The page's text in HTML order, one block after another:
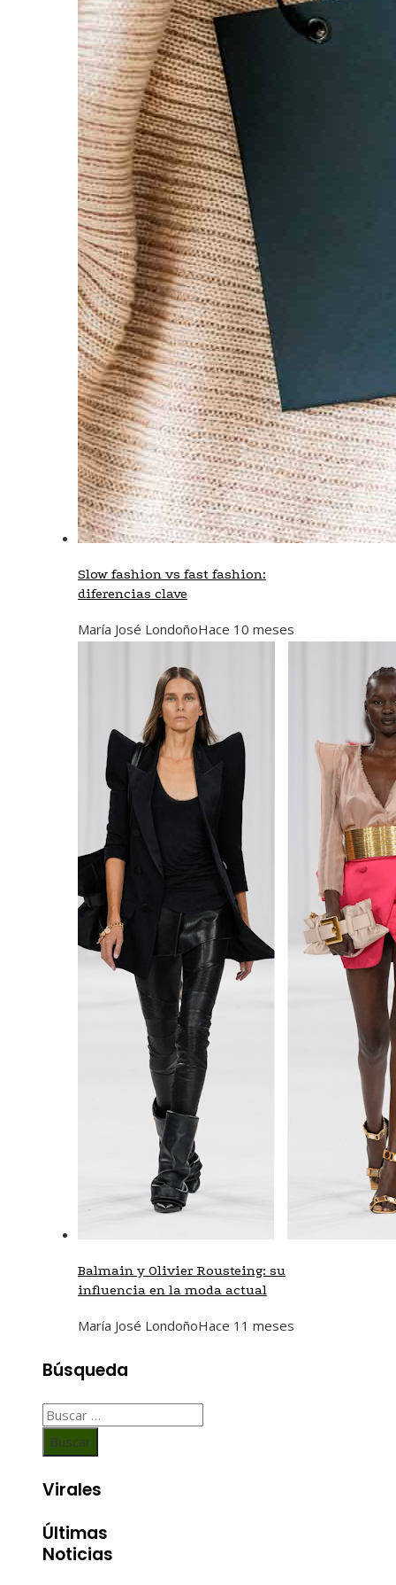
Slow fashion vs fast fashion:
diferencias clave
María José LondoñoHace 10 meses
Balmain y Olivier Rousteing: su
influencia en la moda actual
María José LondoñoHace 11 meses
Búsqueda
Buscar:
Virales
Últimas
Noticias